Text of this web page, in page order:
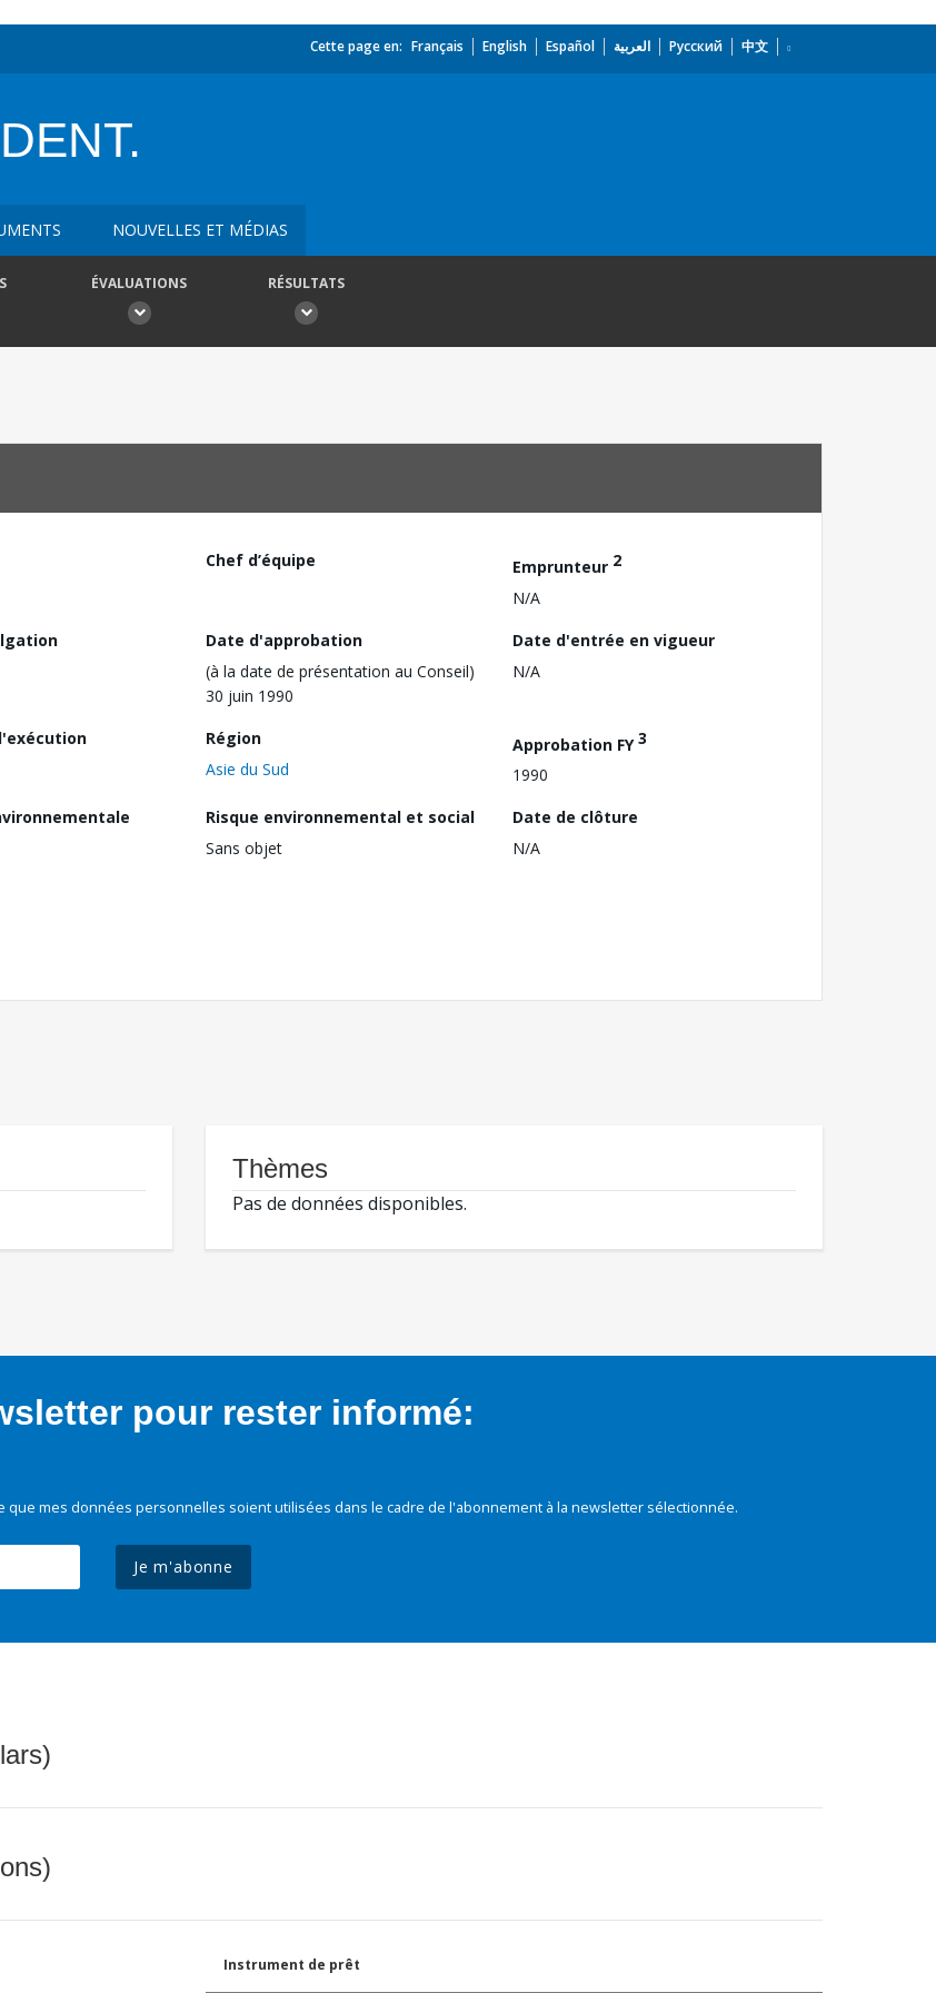
Cette page en: Français English Español العربية Русский 中文
NOUVELLES ET MÉDIAS
ÉVALUATIONS RÉSULTATS
Chef d’équipe Emprunteur 2
N/A
Date d'approbation
(à la date de présentation au Conseil)
30 juin 1990
Date d'entrée en vigueur
N/A
Région
Asie du Sud
Approbation FY3
1990
Risque environnemental et social
Sans objet
Date de clôture
N/A
Thèmes
Pas de données disponibles.
pour rester informé:
que mes données personnelles soient utilisées dans le cadre de l'abonnement à la newsletter sélectionnée.
Je m'abonne
Instrument de prêt